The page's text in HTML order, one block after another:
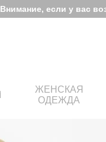
Внимание, если у вас
ЖЕНСКАЯ
ОДЕЖДА